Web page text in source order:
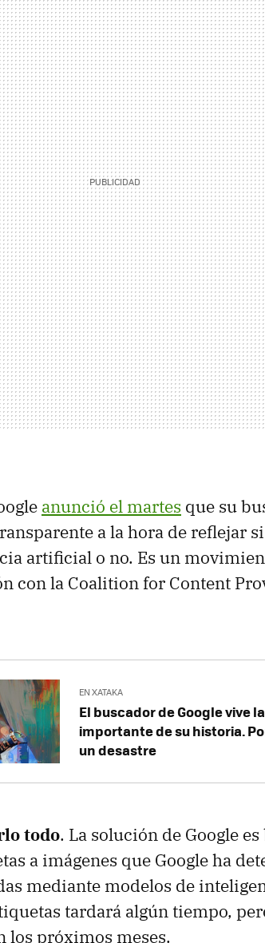
anunció el martes que su
a la hora de reflejar
artificial o no. Es un
con la Coalition for Content
EN XATAKA
El buscador de Google vive
importante de su historia.
un desastre
todo. La solución de Google
a imágenes que Google ha
mediante modelos de
tardará algún tiempo,
los próximos meses.